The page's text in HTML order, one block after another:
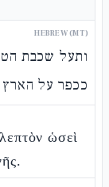
HEBREW (MT)
ותעל שכבת
ככפר על הארץ
ὡσεὶ